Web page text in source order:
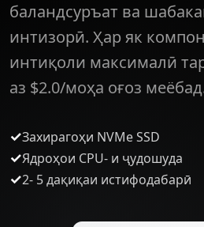
баландсуръат ва
интизорӣ. Ҳар як
интиқоли максималӣ
аз $2.0/моҳа оғоз
✓Захирагоҳи NVMe SSD
✓Ядроҳои CPU- и ҷудошуда
✓2- 5 дақиқаи истифодабарӣ